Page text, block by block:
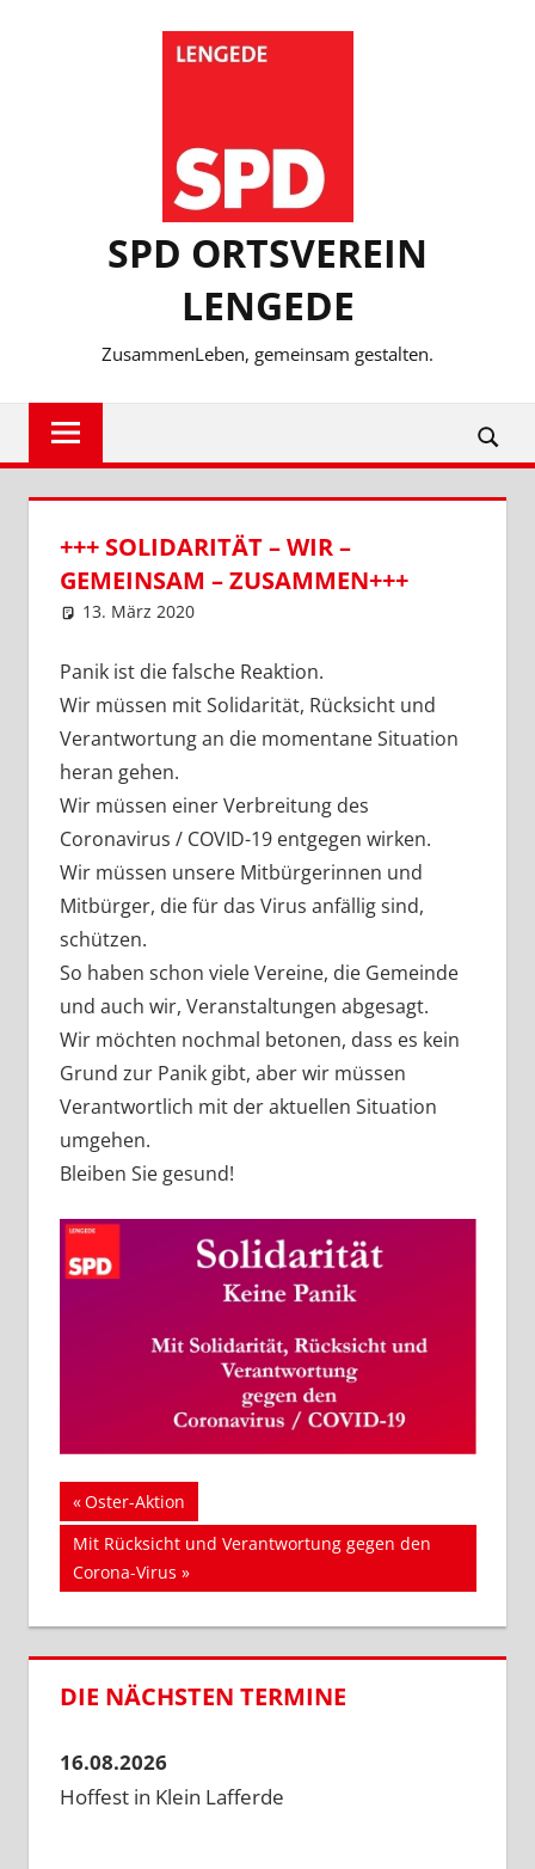
SPD ORTSVEREIN
LENGEDE
ZusammenLeben, gemeinsam gestalten.
+++ SOLIDARITÄT – WIR –
GEMEINSAM – ZUSAMMEN+++
13. März 2020
Panik ist die falsche Reaktion.
Wir müssen mit Solidarität, Rücksicht und
Verantwortung an die momentane Situation
heran gehen.
Wir müssen einer Verbreitung des
Coronavirus / COVID-19 entgegen wirken.
Wir müssen unsere Mitbürgerinnen und
Mitbürger, die für das Virus anfällig sind,
schützen.
So haben schon viele Vereine, die Gemeinde
und auch wir, Veranstaltungen abgesagt.
Wir möchten nochmal betonen, dass es kein
Grund zur Panik gibt, aber wir müssen
Verantwortlich mit der aktuellen Situation
umgehen.
Bleiben Sie gesund!
Beitragsnavigation
Vorheriger
Beitrag:
Oster-Aktion
Nächster
Beitrag:
Mit Rücksicht und Verantwortung gegen den
Corona-Virus
DIE NÄCHSTEN TERMINE
16.08.2026
Hoffest in Klein Lafferde